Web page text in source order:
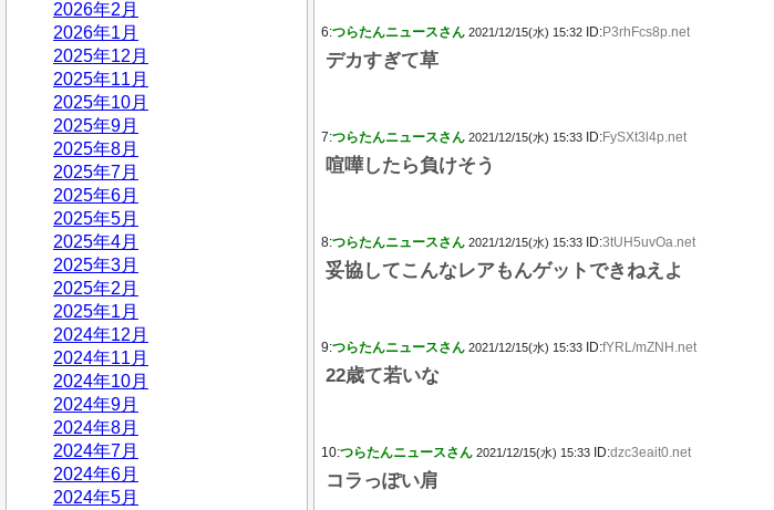
2026年2月
2026年1月
2025年12月
2025年11月
2025年10月
2025年9月
2025年8月
2025年7月
2025年6月
2025年5月
2025年4月
2025年3月
2025年2月
2025年1月
2024年12月
2024年11月
2024年10月
2024年9月
2024年8月
2024年7月
2024年6月
2024年5月
6:つらたんニュースさん 2021/12/15(水) 15:32 ID:P3rhFcs8p.net
デカすぎて草
7:つらたんニュースさん 2021/12/15(水) 15:33 ID:FySXt3l4p.net
喧嘩したら負けそう
8:つらたんニュースさん 2021/12/15(水) 15:33 ID:3tUH5uvOa.net
妥協してこんなレアもんゲットできねえよ
9:つらたんニュースさん 2021/12/15(水) 15:33 ID:fYRL/mZNH.net
22歳て若いな
10:つらたんニュースさん 2021/12/15(水) 15:33 ID:dzc3eait0.net
コラっぽい肩